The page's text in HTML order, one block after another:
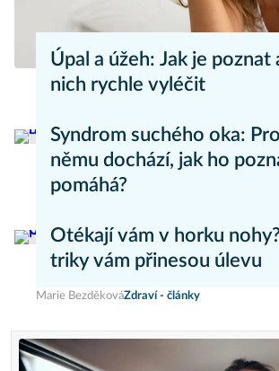
Úpal a úžeh: Jak je poznat
nich rychle vyléčit
Syndrom suchého oka:
němu dochází, jak ho
pomáhá?
Otékají vám v horku
triky vám přinesou úlevu
Marie BezděkováZdraví - články